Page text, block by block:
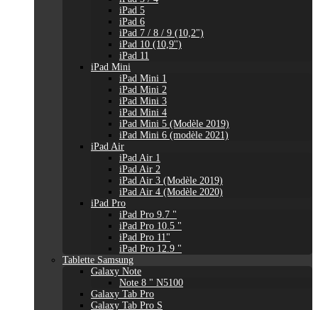
iPad 5
iPad 6
iPad 7 / 8 / 9 (10,2")
iPad 10 (10,9'')
iPad 11
iPad Mini
iPad Mini 1
iPad Mini 2
iPad Mini 3
iPad Mini 4
iPad Mini 5 (Modèle 2019)
iPad Mini 6 (modèle 2021)
iPad Air
iPad Air 1
iPad Air 2
iPad Air 3 (Modèle 2019)
iPad Air 4 (Modèle 2020)
iPad Pro
iPad Pro 9.7 "
iPad Pro 10.5 "
iPad Pro 11"
iPad Pro 12.9 "
Tablette Samsung
Galaxy Note
Note 8 " N5100
Galaxy Tab Pro
Galaxy Tab Pro S